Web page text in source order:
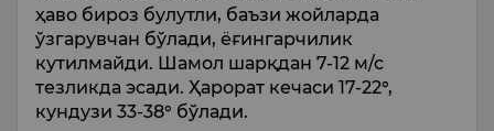
ҳаво бироз булутли, баъзи жойларда
ўзгарувчан бўлади, ёғингарчилик
кутилмайди. Шамол шарқдан 7-12 м/с
тезликда эсади. Ҳарорат кечаси 17-22°,
кундузи 33-38° бўлади.